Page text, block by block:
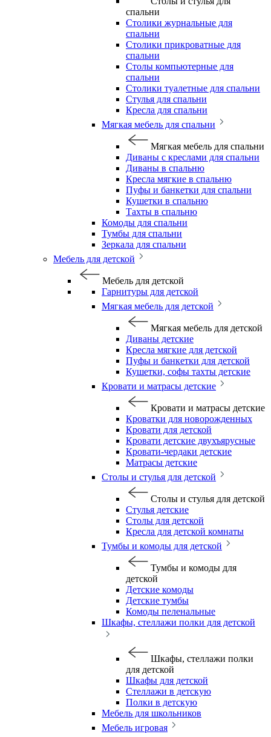
спальни
Столики журнальные для
спальни
Столики прикроватные для
спальни
Столы компьютерные для
спальни
Столики туалетные для спальни
Стулья для спальни
Кресла для спальни
Мягкая мебель для спальни
Мягкая мебель для спальни
Диваны с креслами для спальни
Диваны в спальню
Кресла мягкие в спальню
Пуфы и банкетки для спальни
Кушетки в спальню
Тахты в спальню
Комоды для спальни
Тумбы для спальни
Зеркала для спальни
Мебель для детской
Мебель для детской
Гарнитуры для детской
Мягкая мебель для детской
Мягкая мебель для детской
Диваны детские
Кресла мягкие для детской
Пуфы и банкетки для детской
Кушетки, софы тахты детские
Кровати и матрасы детские
Кровати и матрасы детские
Кроватки для новорожденных
Кровати для детской
Кровати детские двухъярусные
Кровати-чердаки детские
Матрасы детские
Столы и стулья для детской
Столы и стулья для детской
Стулья детские
Столы для детской
Кресла для детской комнаты
Тумбы и комоды для детской
Тумбы и комоды для
детской
Детские комоды
Детские тумбы
Комоды пеленальные
Шкафы, стеллажи полки для детской
Шкафы, стеллажи полки
для детской
Шкафы для детской
Стеллажи в детскую
Полки в детскую
Мебель для школьников
Мебель игровая